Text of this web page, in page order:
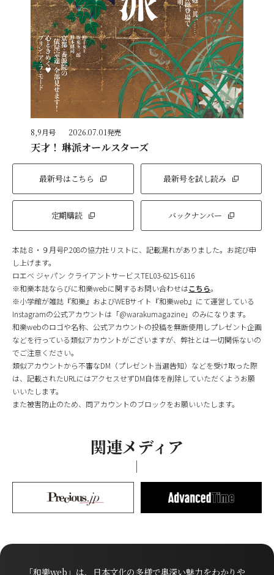
8,9月号 2026.07.01発売
天才！ 琳派オールスターズ
最新号はこちら 最新号を試し読み
定期購読 バックナンバー
本誌８・９月号P.208の協力社リストに、記載漏れがありました。お詫び申
し上げます。
ロエベ ジャパン クライアントサービスTEL03-6215-6116
※和樂本誌ならびに和樂webに関するお問い合わせはこちら。
※小学館が雑誌『和樂』およびWEBサイト『和樂web』にて運営している
Instagramの公式アカウントは「@warakumagazine」のみになります。
和樂webのロゴや名称、公式アカウントの投稿を無断使用しプレゼント企画
などを行っている類似アカウントがございますが、弊社とは一切関係ないの
でご注意ください。
類似アカウントから不審なDM（プレゼント当選告知）などを受け取った際
は、記載されたURLにはアクセスせずDM自体を削除していただくようお願
いいたします。
また被害防止のため、同アカウントのブロックをお願いいたします。
関連メディア
「和樂web」は、日本文化の多様で奥深い魅力をわかりや